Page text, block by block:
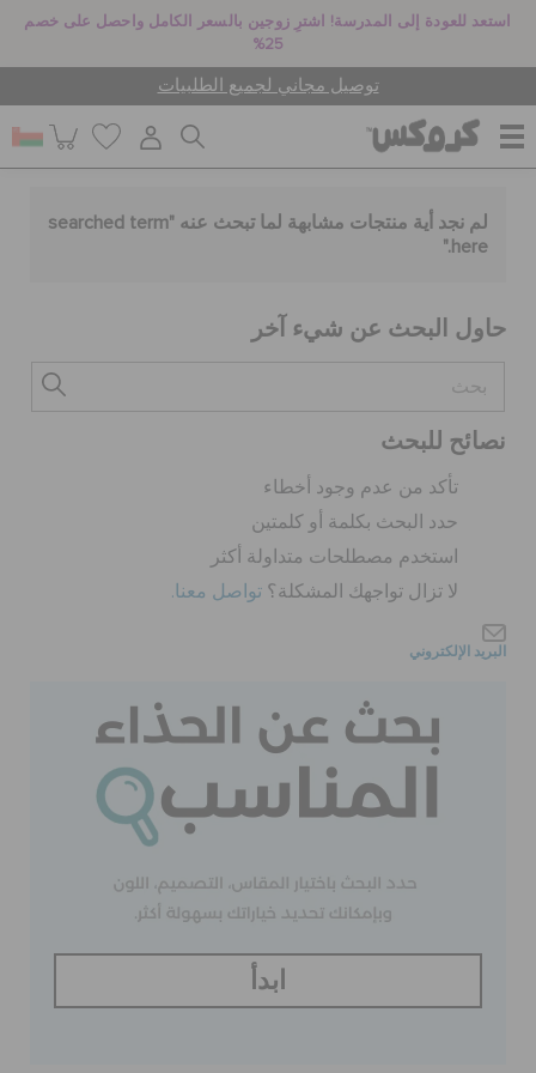
استعد للعودة إلى المدرسة! اشترِ زوجين بالسعر الكامل واحصل على خصم
25%
توصيل مجاني لجميع الطلبيات
للنساء
أطفال
جيبيتز تشارمز
كروكس لمكان العمل
تنزيلات
تسجيل الدخول / اشتراك
قائمة الامنيات
تحديد موقع المتجر
لم نجد أية منتجات مشابهة لما تبحث عنه "searched term
here
."
حاول البحث عن شيء آخر
نصائح للبحث
تأكد من عدم وجود أخطاء
حدد البحث بكلمة أو كلمتين
استخدم مصطلحات متداولة أكثر
لا تزال تواجهك المشكلة؟ تواصل معنا.
البريد الإلكتروني
ابدأ